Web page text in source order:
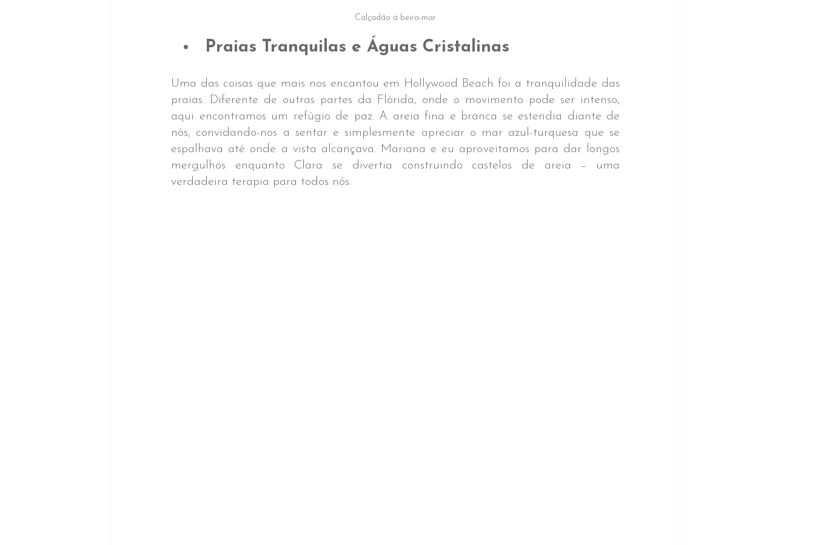
Calçadão à beira-mar
Praias Tranquilas e Águas Cristalinas
Uma das coisas que mais nos encantou em Hollywood Beach foi a tranquilidade das
praias. Diferente de outras partes da Flórida, onde o movimento pode ser intenso,
aqui encontramos um refúgio de paz. A areia fina e branca se estendia diante de
nós, convidando-nos a sentar e simplesmente apreciar o mar azul-turquesa que se
espalhava até onde a vista alcançava. Mariana e eu aproveitamos para dar longos
mergulhos enquanto Clara se divertia construindo castelos de areia – uma
verdadeira terapia para todos nós.